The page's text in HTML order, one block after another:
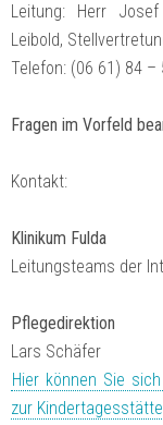
Leitung: Herr
Leibold,
Telefon: (06 61) 84 –
Fragen im Vorfeld
Kontakt:
Klinikum Fulda
Leitungsteams der
Pflegedirektion
Lars Schäfer
Hier können Sie
zur